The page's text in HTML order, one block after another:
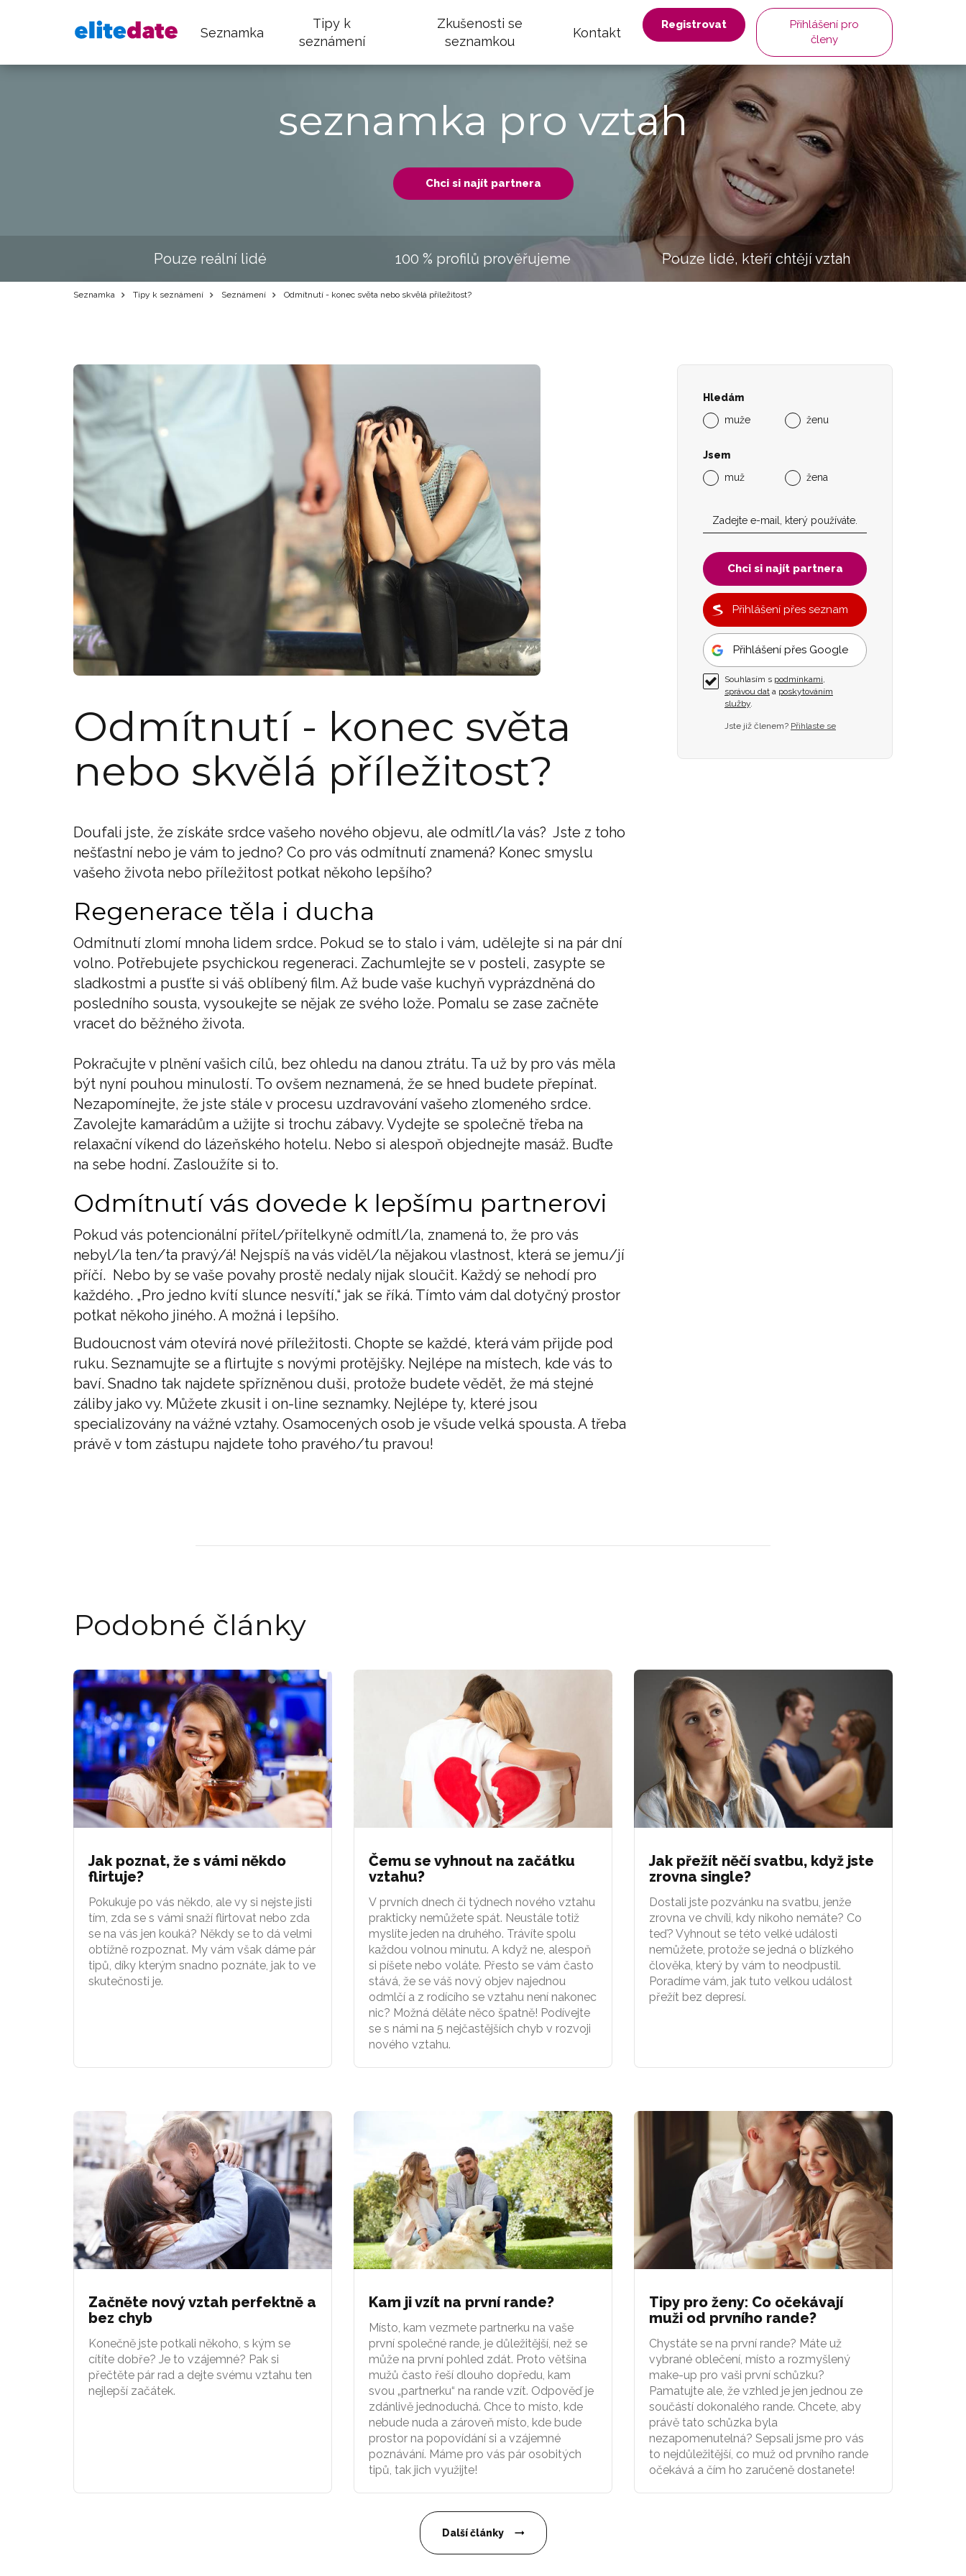
Seznamka
Tipy k
seznámení
Zkušenosti se
seznamkou
Kontakt
Registrovat
Přihlášení pro
členy
seznamka pro vztah
Chci si najít partnera
Pouze reální lidé 100 % profilů prověřujeme Pouze lidé, kteří chtějí vztah
Seznamka Tipy k seznámení Seznámení Odmítnutí - konec světa nebo skvělá příležitost?
Odmítnutí - konec světa
nebo skvělá příležitost?
Doufali jste, že získáte srdce vašeho nového objevu, ale odmítl/la vás? Jste z toho
nešťastní nebo je vám to jedno? Co pro vás odmítnutí znamená? Konec smyslu
vašeho života nebo příležitost potkat někoho lepšího?
Regenerace těla i ducha
Odmítnutí zlomí mnoha lidem srdce. Pokud se to stalo i vám, udělejte si na pár dní
volno. Potřebujete psychickou regeneraci. Zachumlejte se v posteli, zasypte se
sladkostmi a pusťte si váš oblíbený film. Až bude vaše kuchyň vyprázdněná do
posledního sousta, vysoukejte se nějak ze svého lože. Pomalu se zase začněte
vracet do běžného života.
Pokračujte v plnění vašich cílů, bez ohledu na danou ztrátu. Ta už by pro vás měla
být nyní pouhou minulostí. To ovšem neznamená, že se hned budete přepínat.
Nezapomínejte, že jste stále v procesu uzdravování vašeho zlomeného srdce.
Zavolejte kamarádům a užijte si trochu zábavy. Vydejte se společně třeba na
relaxační víkend do lázeňského hotelu. Nebo si alespoň objednejte masáž. Buďte
na sebe hodní. Zasloužíte si to.
Odmítnutí vás dovede k lepšímu partnerovi
Pokud vás potencionální přítel/přítelkyně odmítl/la, znamená to, že pro vás
nebyl/la ten/ta pravý/á! Nejspíš na vás viděl/la nějakou vlastnost, která se jemu/jí
příčí. Nebo by se vaše povahy prostě nedaly nijak sloučit. Každý se nehodí pro
každého. „Pro jedno kvítí slunce nesvítí,“ jak se říká. Tímto vám dal dotyčný prostor
potkat někoho jiného. A možná i lepšího.
Budoucnost vám otevírá nové příležitosti. Chopte se každé, která vám přijde pod
ruku. Seznamujte se a flirtujte s novými protějšky. Nejlépe na místech, kde vás to
baví. Snadno tak najdete spřízněnou duši, protože budete vědět, že má stejné
záliby jako vy. Můžete zkusit i on-line seznamky. Nejlépe ty, které jsou
specializovány na vážné vztahy. Osamocených osob je všude velká spousta. A třeba
právě v tom zástupu najdete toho pravého/tu pravou!
Hledám
muže
ženu
Jsem
muž
žena
Chci si najít partnera
Přihlášení přes seznam
Přihlášení přes Google
Souhlasím s podmínkami,
správou dat a poskytováním
služby.
Jste již členem? Přihlaste se
Podobné články
Jak poznat, že s vámi někdo
flirtuje?
Pokukuje po vás někdo, ale vy si nejste jisti
tím, zda se s vámi snaží flirtovat nebo zda
se na vás jen kouká? Někdy se to dá velmi
obtížně rozpoznat. My vám však dáme pár
tipů, díky kterým snadno poznáte, jak to ve
skutečnosti je.
Čemu se vyhnout na začátku
vztahu?
V prvních dnech či týdnech nového vztahu
prakticky nemůžete spát. Neustále totiž
myslíte jeden na druhého. Trávíte spolu
každou volnou minutu. A když ne, alespoň
si píšete nebo voláte. Přesto se vám často
stává, že se váš nový objev najednou
odmlčí a z rodícího se vztahu není nakonec
nic? Možná děláte něco špatně! Podívejte
se s námi na 5 nejčastějších chyb v rozvoji
nového vztahu.
Jak přežít něčí svatbu, když jste
zrovna single?
Dostali jste pozvánku na svatbu, jenže
zrovna ve chvíli, kdy nikoho nemáte? Co
teď? Vyhnout se této velké události
nemůžete, protože se jedná o blízkého
člověka, který by vám to neodpustil.
Poradíme vám, jak tuto velkou událost
přežít bez depresí.
Začněte nový vztah perfektně a
bez chyb
Konečně jste potkali někoho, s kým se
cítíte dobře? Je to vzájemné? Pak si
přečtěte pár rad a dejte svému vztahu ten
nejlepší začátek.
Kam ji vzít na první rande?
Místo, kam vezmete partnerku na vaše
první společné rande, je důležitější, než se
může na první pohled zdát. Proto většina
mužů často řeší dlouho dopředu, kam
svou „partnerku“ na rande vzít. Odpověď je
zdánlivě jednoduchá. Chce to místo, kde
nebude nuda a zároveň místo, kde bude
prostor na popovídání si a vzájemné
poznávání. Máme pro vás pár osobitých
tipů, tak jich využijte!
Tipy pro ženy: Co očekávají
muži od prvního rande?
Chystáte se na první rande? Máte už
vybrané oblečení, místo a rozmyšlený
make-up pro vaši první schůzku?
Pamatujte ale, že vzhled je jen jednou ze
součástí dokonalého rande. Chcete, aby
právě tato schůzka byla
nezapomenutelná? Sepsali jsme pro vás
to nejdůležitější, co muž od prvního rande
očekává a čím ho zaručeně dostanete!
Další články